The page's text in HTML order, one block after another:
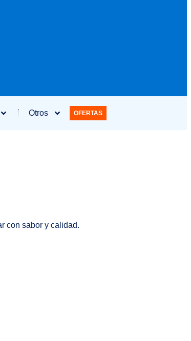
Otros OFERTAS
con sabor y calidad.